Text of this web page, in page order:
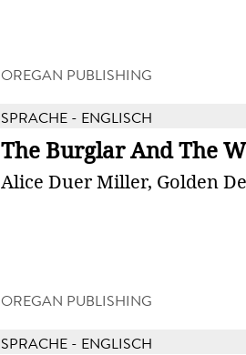
OREGAN PUBLISHING
SPRACHE - ENGLISCH
The Burglar And The
Alice Duer Miller, Golden
OREGAN PUBLISHING
SPRACHE - ENGLISCH